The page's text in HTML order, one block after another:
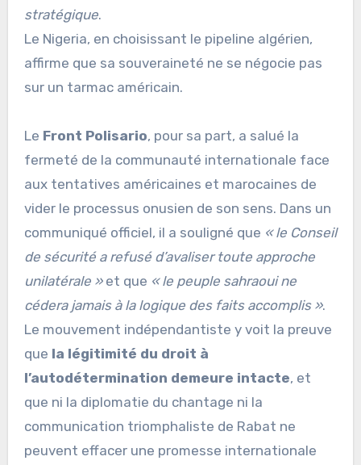
stratégique.
Le Nigeria, en choisissant le pipeline algérien,
affirme que sa souveraineté ne se négocie pas
sur un tarmac américain.
Le Front Polisario, pour sa part, a salué la
fermeté de la communauté internationale face
aux tentatives américaines et marocaines de
vider le processus onusien de son sens. Dans un
communiqué officiel, il a souligné que « le Conseil
de sécurité a refusé d’avaliser toute approche
unilatérale »et que « le peuple sahraoui ne
cédera jamais à la logique des faits accomplis ».
Le mouvement indépendantiste y voit la preuve
que la légitimité du droit à
l’autodétermination demeure intacte, et
que ni la diplomatie du chantage ni la
communication triomphaliste de Rabat ne
peuvent effacer une promesse internationale